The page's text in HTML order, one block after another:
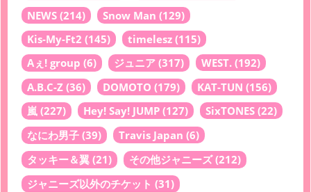
NEWS (214) Snow Man (129)
Kis-My-Ft2 (145) timelesz (115)
Aぇ! group (6) ジュニア (317) WEST. (192)
A.B.C-Z (36) DOMOTO (179) KAT-TUN (156)
嵐 (227) Hey! Say! JUMP (127) SixTONES (22)
なにわ男子 (39) Travis Japan (6)
タッキー＆翼 (21) その他ジャニーズ(212)
ジャニーズ以外のチケット (31)